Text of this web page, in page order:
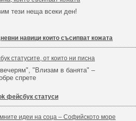
тези неща всеки ден!
навици които съсипват кожата
статусите, от които ни писна
"Влизам в банята" –
спрете
фейсбук статуси
идеи на соца – Софийското море